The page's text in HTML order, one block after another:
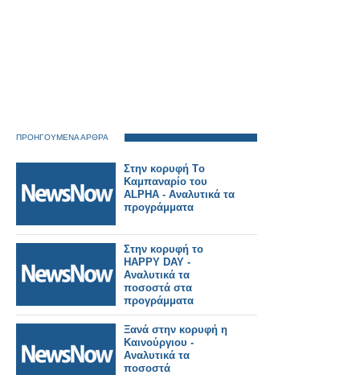
ΠΡΟΗΓΟΥΜΕΝΑ ΑΡΘΡΑ
Στην κορυφή Tο
Καμπαναρίο του
ALPHA - Αναλυτικά τα
προγράμματα
Στην κορυφή το
HAPPY DAY -
Αναλυτικά τα
ποσοστά στα
προγράμματα
(10/11/2023)
Ξανά στην κορυφή η
Καινούργιου -
Αναλυτικά τα
ποσοστά